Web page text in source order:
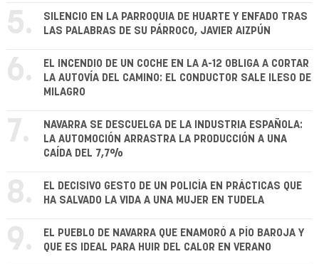
5.
SILENCIO EN LA PARROQUIA DE HUARTE Y ENFADO TRAS
LAS PALABRAS DE SU PÁRROCO, JAVIER AIZPÚN
6.
EL INCENDIO DE UN COCHE EN LA A-12 OBLIGA A CORTAR
LA AUTOVÍA DEL CAMINO: EL CONDUCTOR SALE ILESO DE
MILAGRO
7.
NAVARRA SE DESCUELGA DE LA INDUSTRIA ESPAÑOLA:
LA AUTOMOCIÓN ARRASTRA LA PRODUCCIÓN A UNA
CAÍDA DEL 7,7%
8.
EL DECISIVO GESTO DE UN POLICÍA EN PRÁCTICAS QUE
HA SALVADO LA VIDA A UNA MUJER EN TUDELA
9.
EL PUEBLO DE NAVARRA QUE ENAMORÓ A PÍO BAROJA Y
QUE ES IDEAL PARA HUIR DEL CALOR EN VERANO